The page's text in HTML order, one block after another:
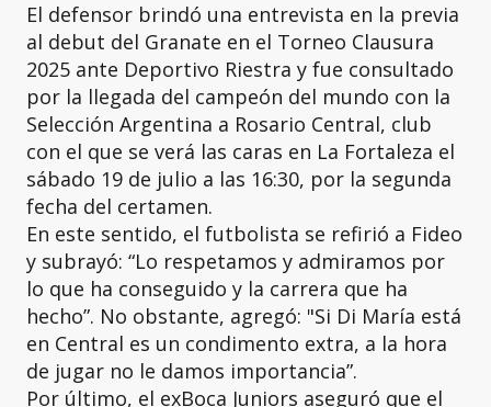
El defensor brindó una entrevista en la previa
al debut del Granate en el Torneo Clausura
2025 ante Deportivo Riestra y fue consultado
por la llegada del campeón del mundo con la
Selección Argentina a Rosario Central, club
con el que se verá las caras en La Fortaleza el
sábado 19 de julio a las 16:30, por la segunda
fecha del certamen.
En este sentido, el futbolista se refirió a Fideo
y subrayó: “Lo respetamos y admiramos por
lo que ha conseguido y la carrera que ha
hecho”. No obstante, agregó: "Si Di María está
en Central es un condimento extra, a la hora
de jugar no le damos importancia”.
Por último, el exBoca Juniors aseguró que el